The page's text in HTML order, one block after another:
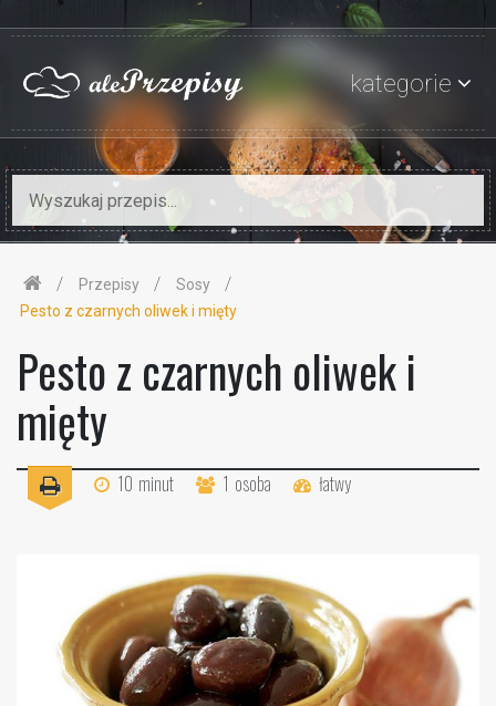
kategorie
Przepisy
Sosy
Pesto z czarnych oliwek i mięty
Pesto z czarnych oliwek i
mięty
10 minut 1 osoba łatwy